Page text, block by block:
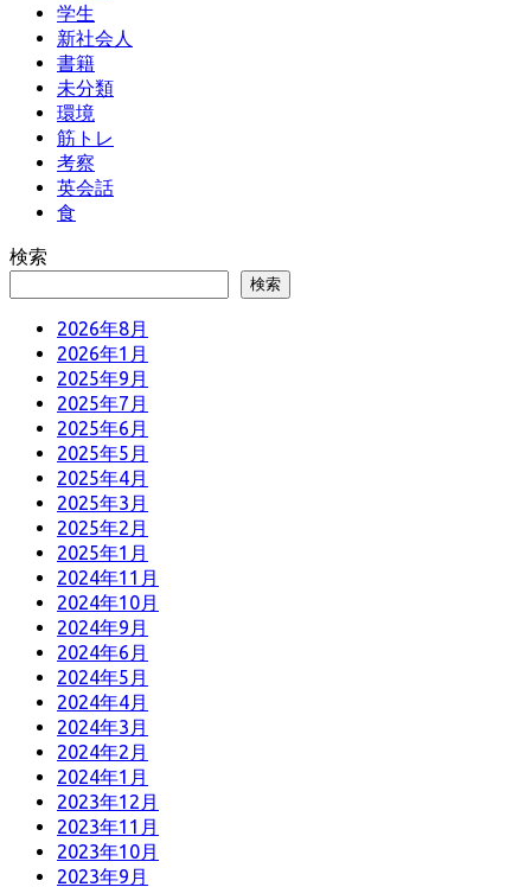
学生
新社会人
書籍
未分類
環境
筋トレ
考察
英会話
食
検索
検索
2026年8月
2026年1月
2025年9月
2025年7月
2025年6月
2025年5月
2025年4月
2025年3月
2025年2月
2025年1月
2024年11月
2024年10月
2024年9月
2024年6月
2024年5月
2024年4月
2024年3月
2024年2月
2024年1月
2023年12月
2023年11月
2023年10月
2023年9月